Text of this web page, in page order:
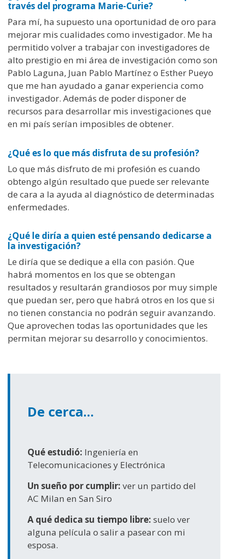
través del programa Marie-Curie?
Para mí, ha supuesto una oportunidad de oro para
mejorar mis cualidades como investigador. Me ha
permitido volver a trabajar con investigadores de
alto prestigio en mi área de investigación como son
Pablo Laguna, Juan Pablo Martínez o Esther Pueyo
que me han ayudado a ganar experiencia como
investigador. Además de poder disponer de
recursos para desarrollar mis investigaciones que
en mi país serían imposibles de obtener.
¿Qué es lo que más disfruta de su profesión?
Lo que más disfruto de mi profesión es cuando
obtengo algún resultado que puede ser relevante
de cara a la ayuda al diagnóstico de determinadas
enfermedades.
¿Qué le diría a quien esté pensando dedicarse a
la investigación?
Le diría que se dedique a ella con pasión. Que
habrá momentos en los que se obtengan
resultados y resultarán grandiosos por muy simple
que puedan ser, pero que habrá otros en los que si
no tienen constancia no podrán seguir avanzando.
Que aprovechen todas las oportunidades que les
permitan mejorar su desarrollo y conocimientos.
De cerca…
Qué estudió: Ingeniería en
Telecomunicaciones y Electrónica
Un sueño por cumplir: ver un partido del
AC Milan en San Siro
A qué dedica su tiempo libre: suelo ver
alguna película o salir a pasear con mi
esposa.